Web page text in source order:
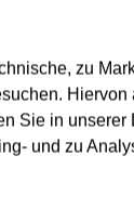
zu
Sie in
und zu